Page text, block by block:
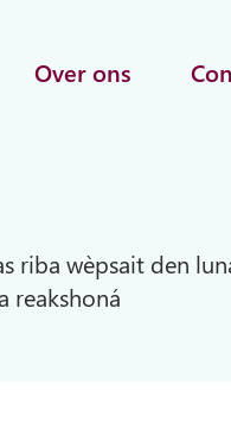
Over ons
riba wèpsait den
reakshoná